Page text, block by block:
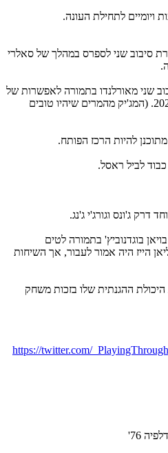
סיבוב שני לספרס במהלך של סאלרי
3 בחירות סיבוב שני מאורלנדו בתמורה לאפשרות של
החלפת בחירות סיבוב ראשון ב-2026. (המג'יק מהמרים שיהיו טובים
להיות הרכז הפותח.
דרק ג'ונס וגורג'י ג'נג.
בוגדנוביץ' בתמורה לטים
הייז היה אמור לעבור, אך השיחות
ההגנתית שלו בזכות משחק
https://twitter.com/